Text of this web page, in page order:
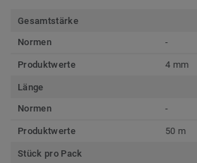
Gesamtstärke
Normen
-
Produktwerte 4 mm
Länge
Normen
-
Produktwerte 50 m
Stück pro Pack